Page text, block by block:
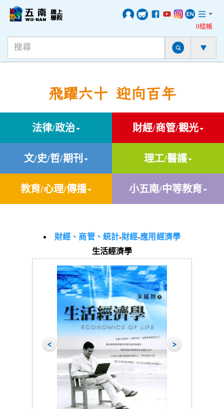
0結帳
飛躍六十 迎向百年
法律/政治 財經/商管/觀光
文/史/哲/期刊 理工/醫護
教育/心理/傳播 小五南/中等教育
財經、商管、統計-財經-應用經濟學
生活經濟學